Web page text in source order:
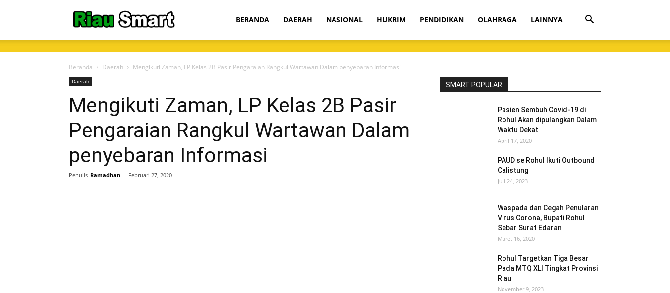
BERANDA DAERAH NASIONAL HUKRIM PENDIDIKAN OLAHRAGA LAINNYA
Beranda Daerah Mengikuti Zaman, LP Kelas 2B Pasir Pengaraian Rangkul Wartawan Dalam penyebaran Informasi
Daerah
Mengikuti Zaman, LP Kelas 2B Pasir
Pengaraian Rangkul Wartawan Dalam
penyebaran Informasi
Penulis Ramadhan - Februari 27, 2020
SMART POPULAR
Pasien Sembuh Covid-19 di
Rohul Akan dipulangkan Dalam
Waktu Dekat
April 17, 2020
PAUD se Rohul Ikuti Outbound
Calistung
Juli 24, 2023
Waspada dan Cegah Penularan
Virus Corona, Bupati Rohul
Sebar Surat Edaran
Maret 16, 2020
Rohul Targetkan Tiga Besar
Pada MTQ XLI Tingkat Provinsi
Riau
November 9, 2023